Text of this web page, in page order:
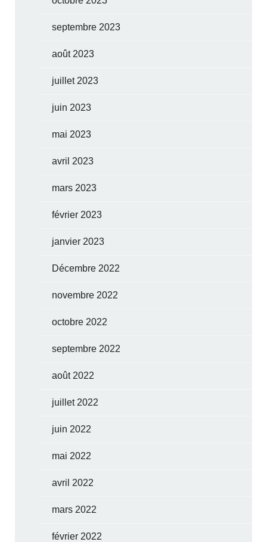
septembre 2023
août 2023
juillet 2023
juin 2023
mai 2023
avril 2023
mars 2023
février 2023
janvier 2023
Décembre 2022
novembre 2022
octobre 2022
septembre 2022
août 2022
juillet 2022
juin 2022
mai 2022
avril 2022
mars 2022
février 2022